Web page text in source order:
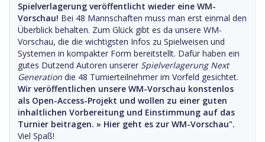
Spielverlagerung veröffentlicht wieder eine WM-
Vorschau! Bei 48 Mannschaften muss man erst einmal den
Überblick behalten. Zum Glück gibt es da unsere WM-
Vorschau, die die wichtigsten Infos zu Spielweisen und
Systemen in kompakter Form bereitstellt. Dafür haben ein
gutes Dutzend Autoren unserer Spielverlagerung Next
Generation die 48 Turnierteilnehmer im Vorfeld gesichtet.
Wir veröffentlichen unsere WM-Vorschau konstenlos
als Open-Access-Projekt und wollen zu einer guten
inhaltlichen Vorbereitung und Einstimmung auf das
Turnier beitragen. » Hier geht es zur WM-Vorschau".
Viel Spaß!